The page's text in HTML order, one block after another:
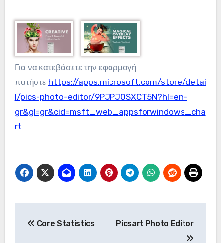
Για να κατεβάσετε την εφαρμογή
πατήστε https://apps.microsoft.com/store/detai
l/pics-photo-editor/9PJPJ0SXCT5N?hl=en-
gr&gl=gr&cid=msft_web_appsforwindows_cha
rt
άρθρων
Core Statistics Picsart Photo Editor